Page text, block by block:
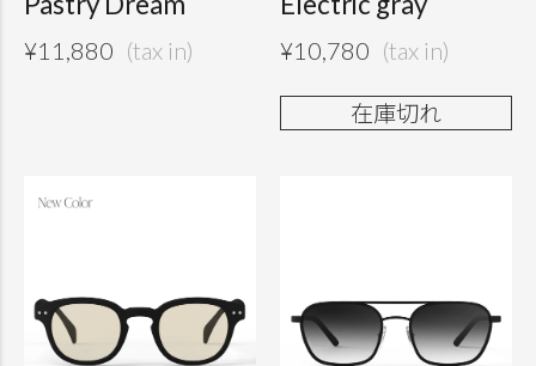
¥11,880 ¥10,780
在庫切れ